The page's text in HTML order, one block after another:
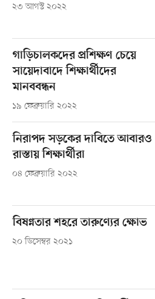
২৩ আগস্ট ২০২২
গাড়িচালকদের প্রশিক্ষণ চেয়ে
সায়েদাবাদে শিক্ষার্থীদের
মানববন্ধন
১৯ ফেব্রুয়ারি ২০২২
নিরাপদ সড়কের দাবিতে আবারও
রাস্তায় শিক্ষার্থীরা
০৪ ফেব্রুয়ারি ২০২২
বিষণ্নতার শহরে তারুণ্যের ক্ষোভ
২০ ডিসেম্বর ২০২১